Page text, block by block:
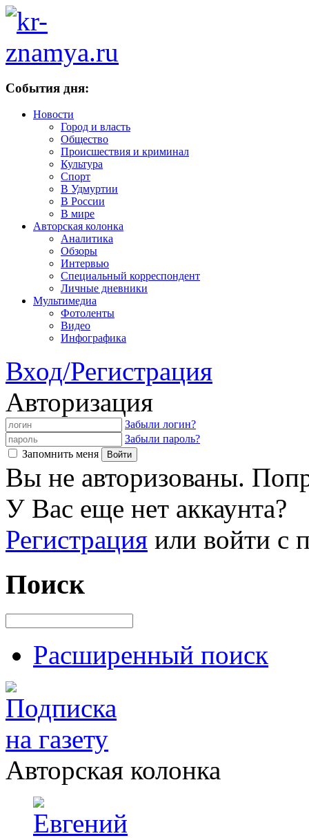
События дня:
Новости
Город и власть
Общество
Происшествия и криминал
Культура
Спорт
В Удмуртии
В России
В мире
Авторская колонка
Аналитика
Обзоры
Интервью
Специальный корреспондент
Личные дневники
Мультимедиа
Фотоленты
Видео
Инфографика
Вход/Регистрация
Авторизация
Забыли логин?
Забыли пароль?
Запомнить меня
Вы не авторизованы.
У Вас еще нет аккаунта?
Регистрация или войти с
Поиск
Расширенный поиск
Авторская колонка